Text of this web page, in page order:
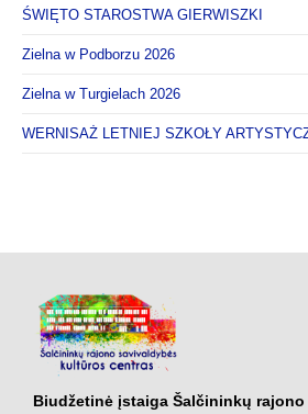
ŚWIĘTO STAROSTWA GIERWISZKI
Zielna w Podborzu 2026
Zielna w Turgielach 2026
WERNISAŻ LETNIEJ SZKOŁY
Biudžetinė įstaiga Šalčininkų